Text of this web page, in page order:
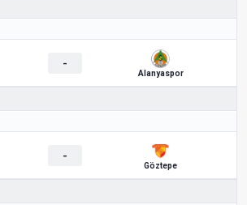
-
Alanyaspor
-
Göztepe